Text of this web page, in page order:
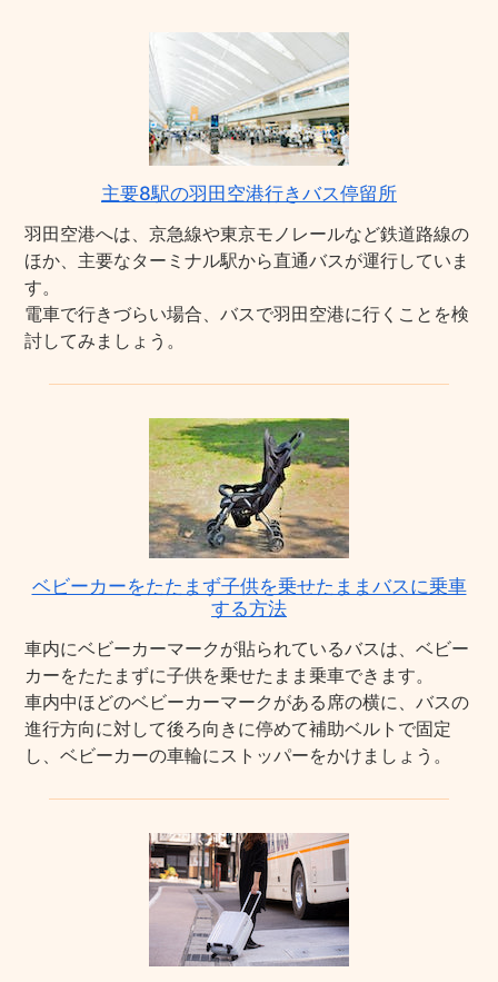
主要8駅の羽田空港行きバス停留所
羽田空港へは、京急線や東京モノレールなど鉄道路線の
ほか、主要なターミナル駅から直通バスが運行していま
す。
電車で行きづらい場合、バスで羽田空港に行くことを検
討してみましょう。
ベビーカーをたたまず子供を乗せたままバスに乗車
する方法
車内にベビーカーマークが貼られているバスは、ベビー
カーをたたまずに子供を乗せたまま乗車できます。
車内中ほどのベビーカーマークがある席の横に、バスの
進行方向に対して後ろ向きに停めて補助ベルトで固定
し、ベビーカーの車輪にストッパーをかけましょう。